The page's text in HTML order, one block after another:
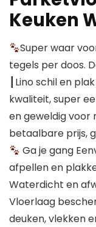
Keuken
Super waar
tegels per doos.
┃Lino schil en
kwaliteit, super
en geweldig
betaalbare prijs,
Ga je gang
afpellen en
Waterdicht en
Vloerlaag
deuken, vlekken